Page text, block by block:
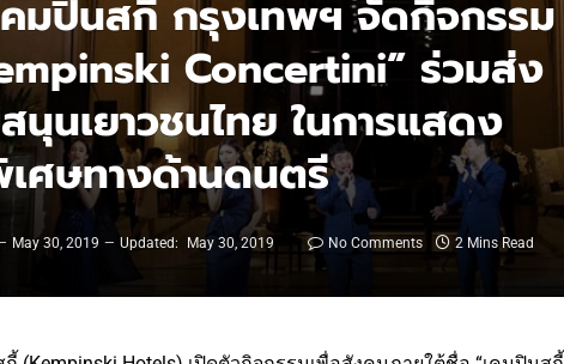
คมปินสกี้ กรุงเทพฯ จัดกิจกรรม
Concertini” ร่วมส่ง
นุนเยาวชนไทย ในการแสดง
เศษทางด้านดนตรี
May 30, 2019 Updated: May 30, 2019 No Comments 2 Mins Read